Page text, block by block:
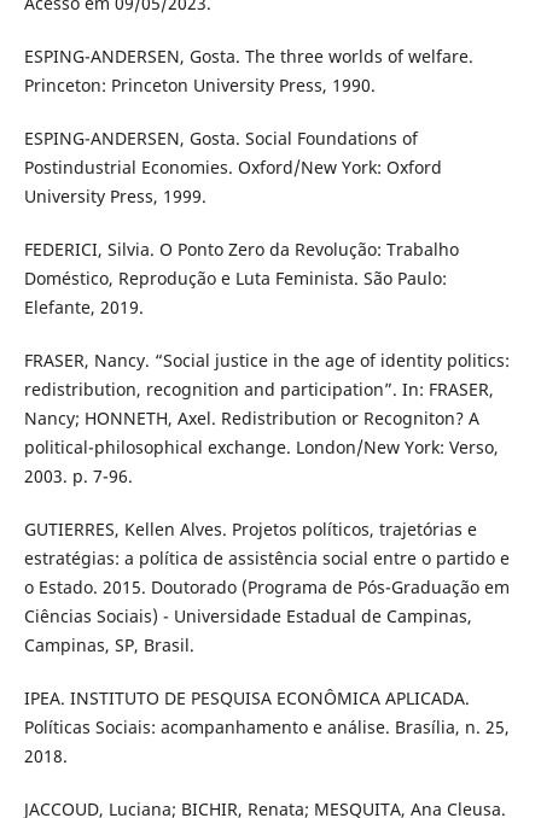
ESPING-ANDERSEN, Gosta. The three worlds of welfare.
Princeton: Princeton University Press, 1990.
ESPING-ANDERSEN, Gosta. Social Foundations of
Postindustrial Economies. Oxford/New York: Oxford
University Press, 1999.
FEDERICI, Silvia. O Ponto Zero da Revolução: Trabalho
Doméstico, Reprodução e Luta Feminista. São Paulo:
Elefante, 2019.
FRASER, Nancy. “Social justice in the age of identity politics:
redistribution, recognition and participation”. In: FRASER,
Nancy; HONNETH, Axel. Redistribution or Recogniton? A
political-philosophical exchange. London/New York: Verso,
2003. p. 7-96.
GUTIERRES, Kellen Alves. Projetos políticos, trajetórias e
estratégias: a política de assistência social entre o partido e
o Estado. 2015. Doutorado (Programa de Pós-Graduação em
Ciências Sociais) - Universidade Estadual de Campinas,
Campinas, SP, Brasil.
IPEA. INSTITUTO DE PESQUISA ECONÔMICA APLICADA.
Políticas Sociais: acompanhamento e análise. Brasília, n. 25,
2018.
JACCOUD, Luciana; BICHIR, Renata; MESQUITA, Ana Cleusa.